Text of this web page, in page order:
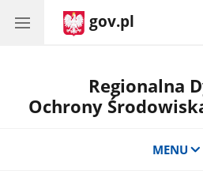
gov.pl
Regionalna
Ochrony
MENU